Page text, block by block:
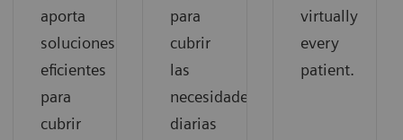
aporta
soluciones
eficientes
para
cubrir
para
cubrir
las
necesidades
diarias
virtually
every
patient.